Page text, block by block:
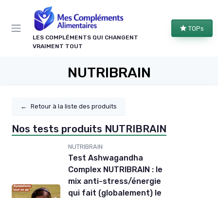
LES COMPLÉMENTS QUI CHANGENT
VRAIMENT TOUT
TOPs
NUTRIBRAIN
← Retour à la liste des produits
Nos tests produits NUTRIBRAIN
NUTRIBRAIN
Test Ashwagandha
Complex NUTRIBRAIN : le
mix anti-stress/énergie
qui fait (globalement) le
Panneau de gestion des cookies